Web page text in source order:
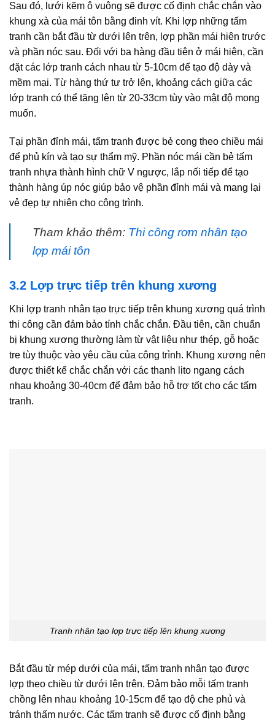
Sau đó, lưới kẽm ô vuông sẽ được cố định chắc chắn vào
khung xà của mái tôn bằng đinh vít. Khi lợp những tấm
tranh cần bắt đầu từ dưới lên trên, lợp phần mái hiên trước
và phần nóc sau. Đối với ba hàng đầu tiên ở mái hiên, cần
đặt các lớp tranh cách nhau từ 5-10cm để tạo độ dày và
mềm mại. Từ hàng thứ tư trở lên, khoảng cách giữa các
lớp tranh có thể tăng lên từ 20-33cm tùy vào mật độ mong
muốn.
Tại phần đỉnh mái, tấm tranh được bẻ cong theo chiều mái
để phủ kín và tạo sự thẩm mỹ. Phần nóc mái cần bẻ tấm
tranh nhựa thành hình chữ V ngược, lắp nối tiếp để tạo
thành hàng úp nóc giúp bảo vệ phần đỉnh mái và mang lại
vẻ đẹp tự nhiên cho công trình.
Tham khảo thêm: Thi công rơm nhân tạo
lợp mái tôn
3.2 Lợp trực tiếp trên khung xương
Khi lợp tranh nhân tạo trực tiếp trên khung xương quá trình
thi công cần đảm bảo tính chắc chắn. Đầu tiên, cần chuẩn
bị khung xương thường làm từ vật liệu như thép, gỗ hoặc
tre tùy thuộc vào yêu cầu của công trình. Khung xương nên
được thiết kế chắc chắn với các thanh lito ngang cách
nhau khoảng 30-40cm để đảm bảo hỗ trợ tốt cho các tấm
tranh.
Tranh nhân tạo lợp trực tiếp lên khung xương
Bắt đầu từ mép dưới của mái, tấm tranh nhân tạo được
lợp theo chiều từ dưới lên trên. Đảm bảo mỗi tấm tranh
chồng lên nhau khoảng 10-15cm để tạo độ che phủ và
tránh thấm nước. Các tấm tranh sẽ được cố định bằng